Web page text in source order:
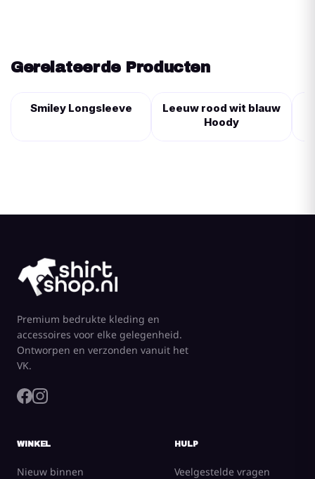
Gerelateerde Producten
Smiley Longsleeve
Leeuw rood wit blauw
Hoody
Premium bedrukte kleding en
accessoires voor elke gelegenheid.
Ontworpen en verzonden vanuit het
VK.
WINKEL
Nieuw binnen
HULP
Veelgestelde vragen